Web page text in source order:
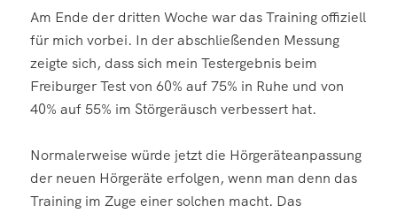
Am Ende der dritten Woche war das Training offiziell
für mich vorbei. In der abschließenden Messung
zeigte sich, dass sich mein Testergebnis beim
Freiburger Test von 60% auf 75% in Ruhe und von
40% auf 55% im Störgeräusch verbessert hat.
Normalerweise würde jetzt die Hörgeräteanpassung
der neuen Hörgeräte erfolgen, wenn man denn das
Training im Zuge einer solchen macht. Das